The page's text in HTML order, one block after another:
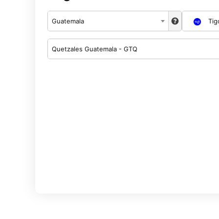
Guatemala
Quetzales Guatemala - GTQ